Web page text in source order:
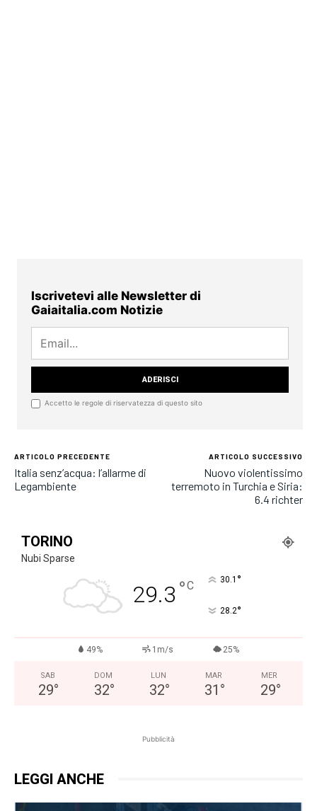
Iscrivetevi alle Newsletter di
Gaiaitalia.com Notizie
Accetto le regole di riservatezza di questo sito
ARTICOLO PRECEDENTE
Italia senz’acqua: l’allarme di
Legambiente
ARTICOLO SUCCESSIVO
Nuovo violentissimo
terremoto in Turchia e Siria:
6.4 richter
TORINO
Nubi Sparse
29.3 °C 30.1 °
28.2°
49% 1m/s 25%
SAB
29°
DOM
32°
LUN
32°
MAR
31 °
MER
29°
Pubblicità
LEGGI ANCHE